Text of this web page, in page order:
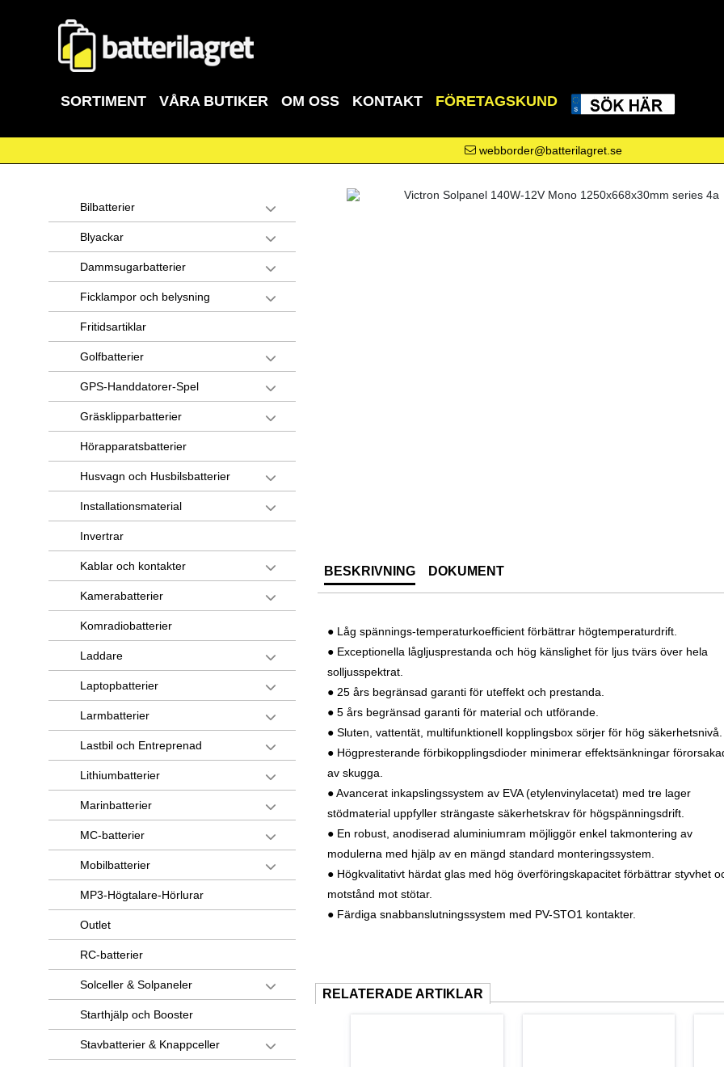
SORTIMENT VÅRA BUTIKER OM OSS KONTAKT FÖRETAGSKUND
webborder@batterilagret.se
Bilbatterier
Blyackar
Dammsugarbatterier
Ficklampor och belysning
Fritidsartiklar
Golfbatterier
GPS-Handdatorer-Spel
Gräsklipparbatterier
Hörapparatsbatterier
Husvagn och Husbilsbatterier
Installationsmaterial
Invertrar
Kablar och kontakter
Kamerabatterier
Komradiobatterier
Laddare
Laptopbatterier
Larmbatterier
Lastbil och Entreprenad
Lithiumbatterier
Marinbatterier
MC-batterier
Mobilbatterier
MP3-Högtalare-Hörlurar
Outlet
RC-batterier
Solceller & Solpaneler
Starthjälp och Booster
Stavbatterier & Knappceller
BESKRIVNING DOKUMENT
● Låg spännings-temperaturkoefficient förbättrar högtemperaturdrift.
● Exceptionella lågljusprestanda och hög känslighet för ljus tvärs över hela
solljusspektrat.
● 25 års begränsad garanti för uteffekt och prestanda.
● 5 års begränsad garanti för material och utförande.
● Sluten, vattentät, multifunktionell kopplingsbox sörjer för hög säkerhetsnivå.
● Högpresterande förbikopplingsdioder minimerar effektsänkningar
av skugga.
● Avancerat inkapslingssystem av EVA (etylenvinylacetat) med tre lager
stödmaterial uppfyller strängaste säkerhetskrav för högspänningsdrift.
● En robust, anodiserad aluminiumram möjliggör enkel takmontering av
modulerna med hjälp av en mängd standard monteringssystem.
● Högkvalitativt härdat glas med hög överföringskapacitet förbättrar styvhet
motstånd mot stötar.
● Färdiga snabbanslutningssystem med PV-STO1 kontakter.
RELATERADE ARTIKLAR